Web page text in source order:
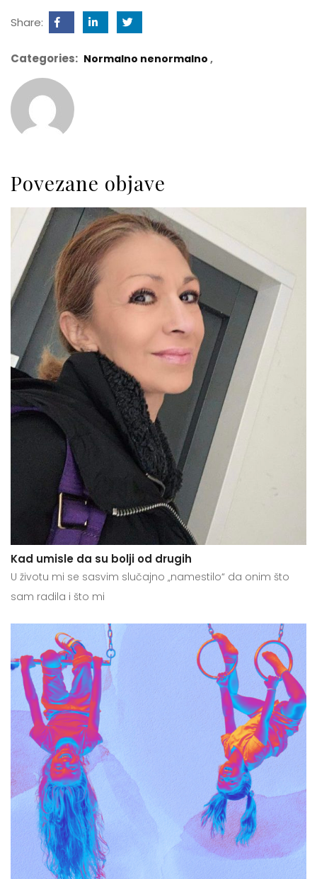
Share:
Categories: Normalno nenormalno
Povezane objave
Kad umisle da su bolji od drugih
U životu mi se sasvim slučajno „namestilo“ da onim što
sam radila i što mi